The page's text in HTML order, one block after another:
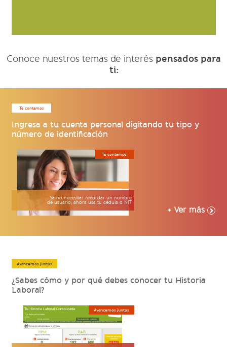
Conoce nuestros temas de interés pensados para
ti:
Te contamos
Ya no necesitar recordar un nombre
de usuario, ahora usa tu cédula o NIT
Te contamos
Ingresa a tu cuenta personal digitando tu tipo y
número de identificación
+ Ver más
Avancemos juntos
Avancemos juntos
¿Sabes cómo y por qué debes conocer tu Historia
Laboral?